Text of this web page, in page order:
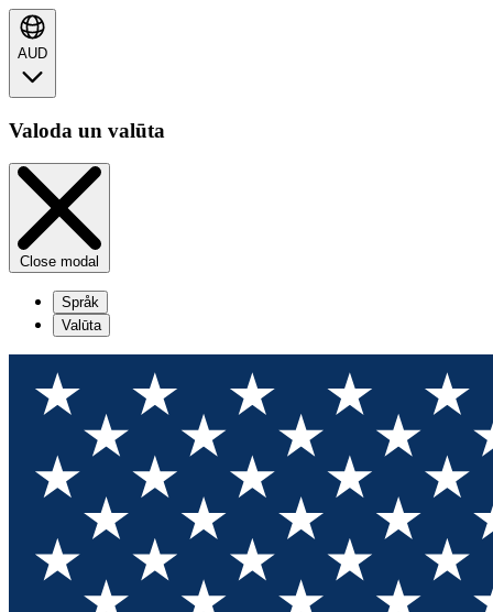
AUD
Valoda un valūta
Close modal
Språk
Valūta